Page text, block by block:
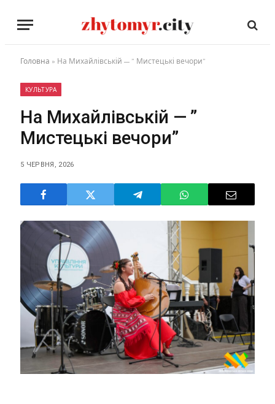
Головна » На Михайлівській — ” Мистецькі вечори”
КУЛЬТУРА
На Михайлівській — ”
Мистецькі вечори”
5 ЧЕРВНЯ, 2026